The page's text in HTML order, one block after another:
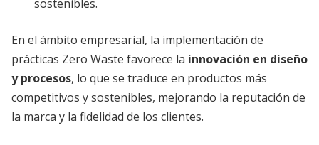
sostenibles.
En el ámbito empresarial, la implementación de
prácticas Zero Waste favorece la innovación en diseño
y procesos, lo que se traduce en productos más
competitivos y sostenibles, mejorando la reputación de
la marca y la fidelidad de los clientes.